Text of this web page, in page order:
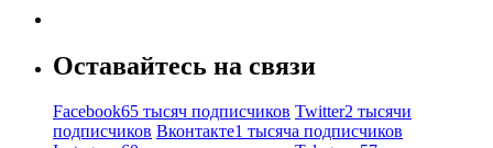
Оставайтесь на связи
Facebook65 тысяч подписчиков Twitter2 тысячи
подписчиков Вконтакте1 тысяча подписчиков